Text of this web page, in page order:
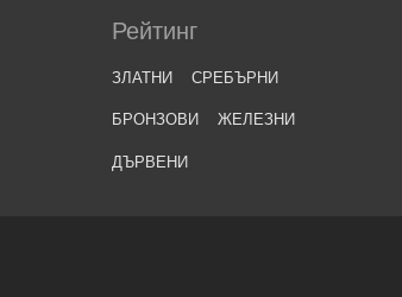
Рейтинг
ЗЛАТНИ СРЕБЪРНИ
БРОНЗОВИ ЖЕЛЕЗНИ
ДЪРВЕНИ